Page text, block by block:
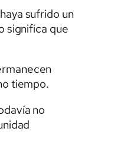
sufrido un
significa que
tiempo.
no